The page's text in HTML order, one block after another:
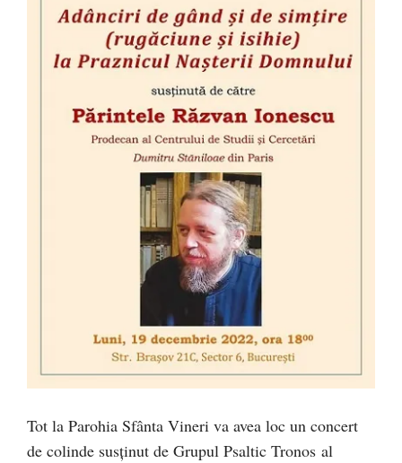
Tot la Parohia Sfânta Vineri va avea loc un concert
de colinde susținut de Grupul Psaltic Tronos al